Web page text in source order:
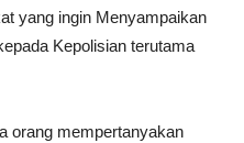
yang ingin Menyampaikan
Kepolisian terutama
orang mempertanyakan